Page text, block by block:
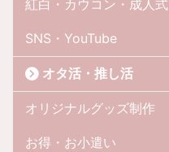
紅白・カウコン・成人式
SNS・YouTube
オタ活・推し活
オリジナルグッズ制作
お得・お小遣い